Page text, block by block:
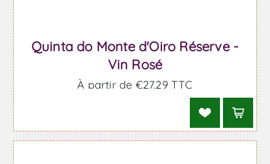
Quinta do Monte d'Oiro Réserve -
Vin Rosé
À partir de €27,29 TTC